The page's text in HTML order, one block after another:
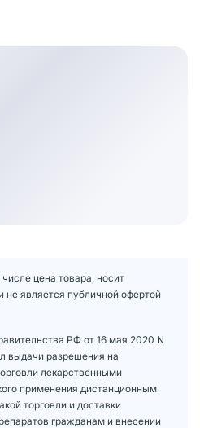
цена товара, носит
не является публичной офертой
РФ от 16 мая 2020 N
выдачи разрешения на
лекарственными
применения дистанционным
торговли и доставки
гражданам и внесении